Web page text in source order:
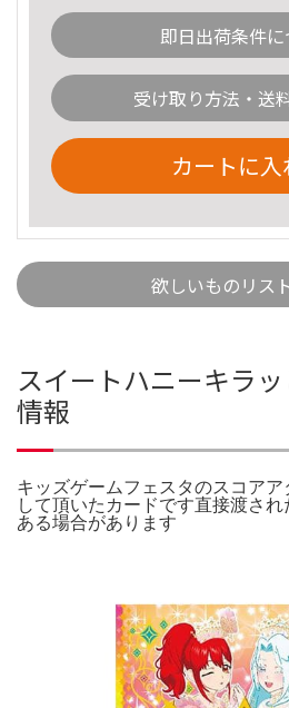
即日出荷条件に
受け取り方法・送
カートに入
欲しいものリス
スイートハニーキラ
情報
キッズゲームフェスタのスコア
して頂いたカードです直接渡さ
ある場合があります